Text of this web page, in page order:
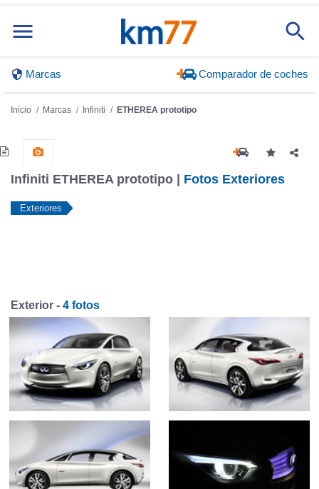
Marcas Comparador de coches
Inicio Marcas Infiniti ETHEREA prototipo
Infiniti ETHEREA prototipo | Fotos Exteriores
Exteriores
Exterior - 4 fotos